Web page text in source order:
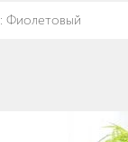
Фиолетовый